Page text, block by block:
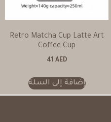
Retro Matcha Cup Latte Art
Coffee Cup
41 AED
إضافة إلى السلة